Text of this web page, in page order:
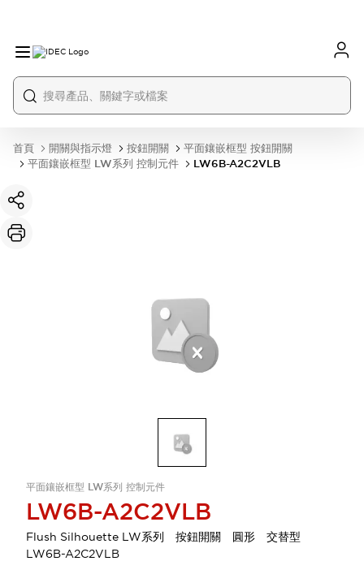
首頁 開關與指示燈 按鈕開關
平面鑲嵌框型 按鈕開關
平面鑲嵌框型 LW系列 控制元件
LW6B-A2C2VLB
平面鑲嵌框型 LW系列 控制元件
LW6B-A2C2VLB
Flush Silhouette LW系列 按鈕開關 圓形 交替型
LW6B-A2C2VLB